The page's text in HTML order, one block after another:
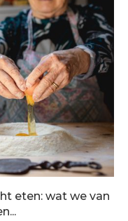
eten: wat we van